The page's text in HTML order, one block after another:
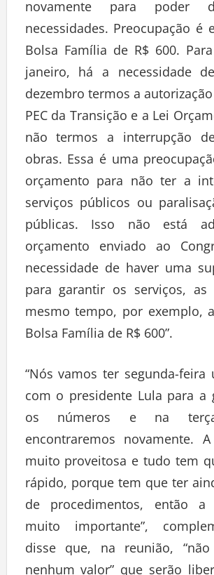
novamente para poder
necessidades. Preocupação é
Bolsa Família de R$ 600.
janeiro, há a necessidade
dezembro termos a
PEC da Transição e a Lei
não termos a interrupção
obras. Essa é uma
orçamento para não ter a
serviços públicos ou
públicas. Isso não está
orçamento enviado ao
necessidade de haver uma
para garantir os serviços,
mesmo tempo, por exemplo,
Bolsa Família de R$ 600”.
“Nós vamos ter segunda-feira
com o presidente Lula para a
os números e na
encontraremos novamente.
muito proveitosa e tudo tem
rápido, porque tem que ter
de procedimentos, então a
muito importante”,
disse que, na reunião,